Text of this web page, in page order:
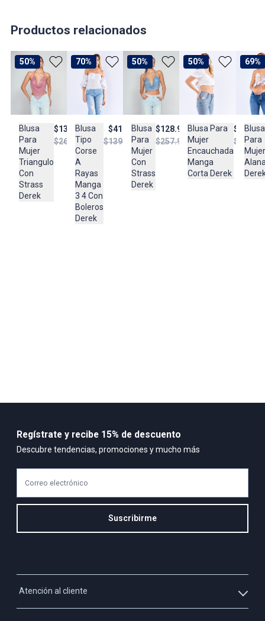
COLOMBIA
Importador:
BAGUER
Cuidado y Lavado
Lavar en maquina, no usar blanqueadores, lavar y secar con
colores similares y planchar a temperatura tibia
Composición:
96% POLIESTER
4% ELASTANO
Productos relacionados
50%
Blusa
Para
Mujer
Triangulo
Con
Strass
Derek
$133.950
$267.950
70%
Blusa
Tipo
Corse
A
Rayas
Manga
3 4 Con
Boleros
Derek
$41.950
$139.950
50%
Blusa
Para
Mujer
Con
Strass
Derek
$128.950
$257.950
50%
Blusa Para
Mujer
Encauchada
Manga
Corta Derek
69%
Blusa
Para
Mujer
Atención al cliente
Regístrate y recibe 15% de descuento
Descubre tendencias, promociones y mucho más
Correo electrónico
Suscribirme